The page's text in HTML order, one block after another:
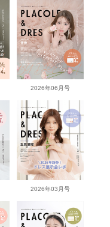
2026年06月号
2026年03月号